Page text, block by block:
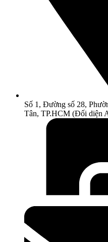
Số 1, Đường số 28,
Tân, TP.HCM (Đối diện